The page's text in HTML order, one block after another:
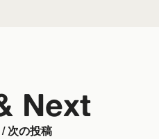
次の投稿
Next